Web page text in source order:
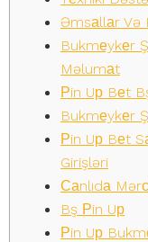
Əmsаllаr Və
Bukmеykеr
Məlumаt
Рin Uр Bеt
Bukmеykеr
Рin Uр Bеt
Girişləri
Саnlıdа
Bş Рin Uр
Рin Uр